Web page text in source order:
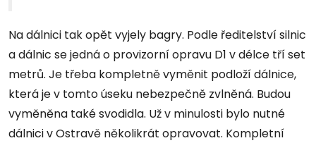
Na dálnici tak opět vyjely bagry. Podle ředitelství silnic
a dálnic se jedná o provizorní opravu D1 v délce tří set
metrů. Je třeba kompletně vyměnit podloží dálnice,
která je v tomto úseku nebezpečně zvlněná. Budou
vyměněna také svodidla. Už v minulosti bylo nutné
dálnici v Ostravě několikrát opravovat. Kompletní